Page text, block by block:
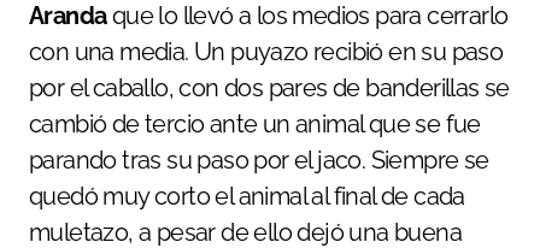
Arandaque lo llevó a los medios para cerrarlo
con una media. Un puyazo recibió en su paso
por el caballo, con dos pares de banderillas se
cambió de tercio ante un animal que se fue
parando tras su paso por el jaco. Siempre se
quedó muy corto el animal al final de cada
muletazo, a pesar de ello dejó una buena